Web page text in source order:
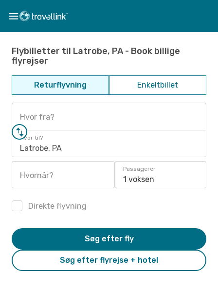
Flybilletter til Latrobe, PA - Book billige
flyrejser
Returflyvning Enkeltbillet
Hvor fra?
Hvor til?
Latrobe, PA
Hvornår?
Passagerer
1 voksen
Direkte flyvning
Søg efter flyrejse + hotel
Søg efter fly